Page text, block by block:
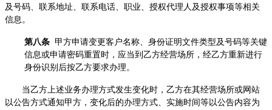
及号码、联系地址、联系电话、职业、授权代理人及授权事项等相关
信息。
第八条 甲方申请变更客户名称、身份证明文件类型及号码等关键
信息或申请密码重置时，应当到乙方经营场所，经乙方重新进行
身份识别后按乙方要求办理。
当乙方上述业务办理方式发生变化时，乙方在其经营场所或网站
以公告方式通知甲方，变化后的办理方式、实施时间等以公告内容为